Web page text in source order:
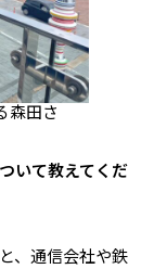
森田さ
いて教えてくだ
、通信会社や鉄